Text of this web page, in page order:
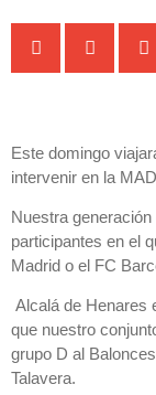
Este domingo
intervenir en la
Nuestra
participantes en el
Madrid o el FC
Alcalá de Henares
que nuestro
grupo D al
Talavera.